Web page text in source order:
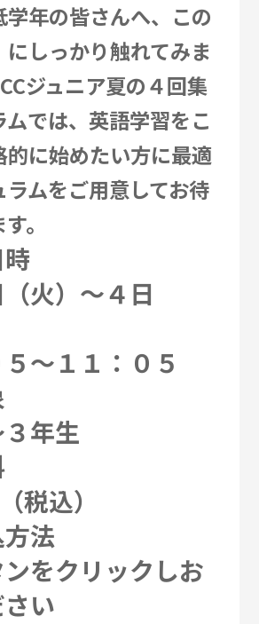
年の皆さんへ、この
にしっかり触れてみま
ジュニア夏の４回集
ムでは、英語学習をこ
的に始めたい方に最適
ラムをご用意してお待
。
火）～４日
～１１：０５
年生
税込）
法
をクリックしお
い